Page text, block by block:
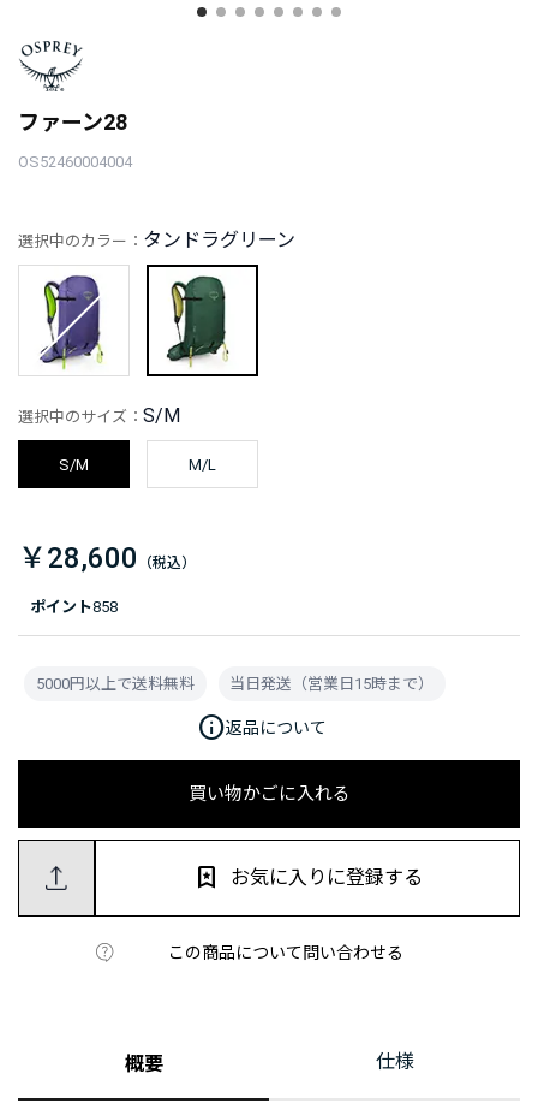
ファーン28
OS52460004004
ポイント858
選択中のカラー： タンドラグリーン
選択中のサイズ： S/M
S/M M/L
￥28,600
買い物かごに入れる
この商品について問い合わせる
お気に入りに登録する
5000円以上で送料無料 当日発送（営業日15時まで）
info返品について
概要 仕様